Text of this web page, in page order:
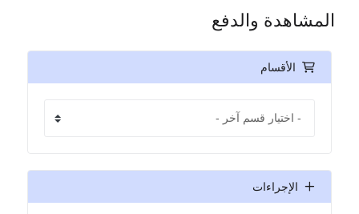
المشاهدة والدفع
الأقسام
الإجراءات